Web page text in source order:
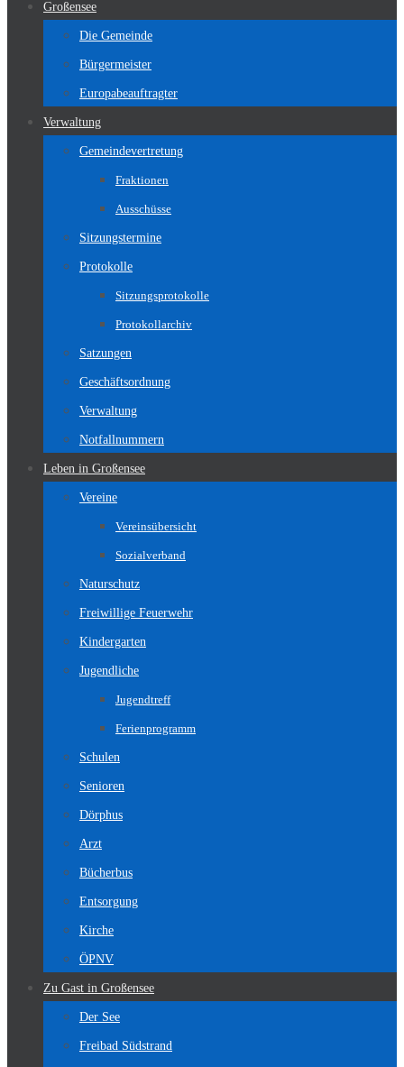
Großensee
Die Gemeinde
Bürgermeister
Europabeauftragter
Verwaltung
Gemeindevertretung
Fraktionen
Ausschüsse
Sitzungstermine
Protokolle
Sitzungsprotokolle
Protokollarchiv
Satzungen
Geschäftsordnung
Verwaltung
Notfallnummern
Leben in Großensee
Vereine
Vereinsübersicht
Sozialverband
Naturschutz
Freiwillige Feuerwehr
Kindergarten
Jugendliche
Jugendtreff
Ferienprogramm
Schulen
Senioren
Dörphus
Arzt
Bücherbus
Entsorgung
Kirche
ÖPNV
Zu Gast in Großensee
Der See
Freibad Südstrand